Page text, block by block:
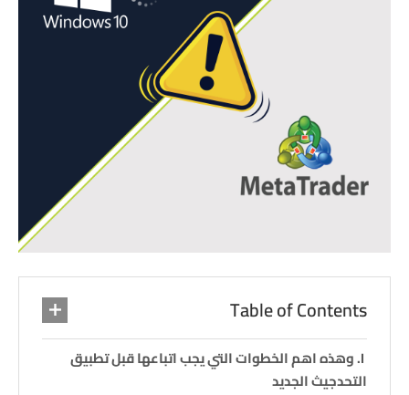
Table of Contents
وهذه اهم الخطوات التي يجب اتباعها قبل تطبيق
التحدجيث الجديد